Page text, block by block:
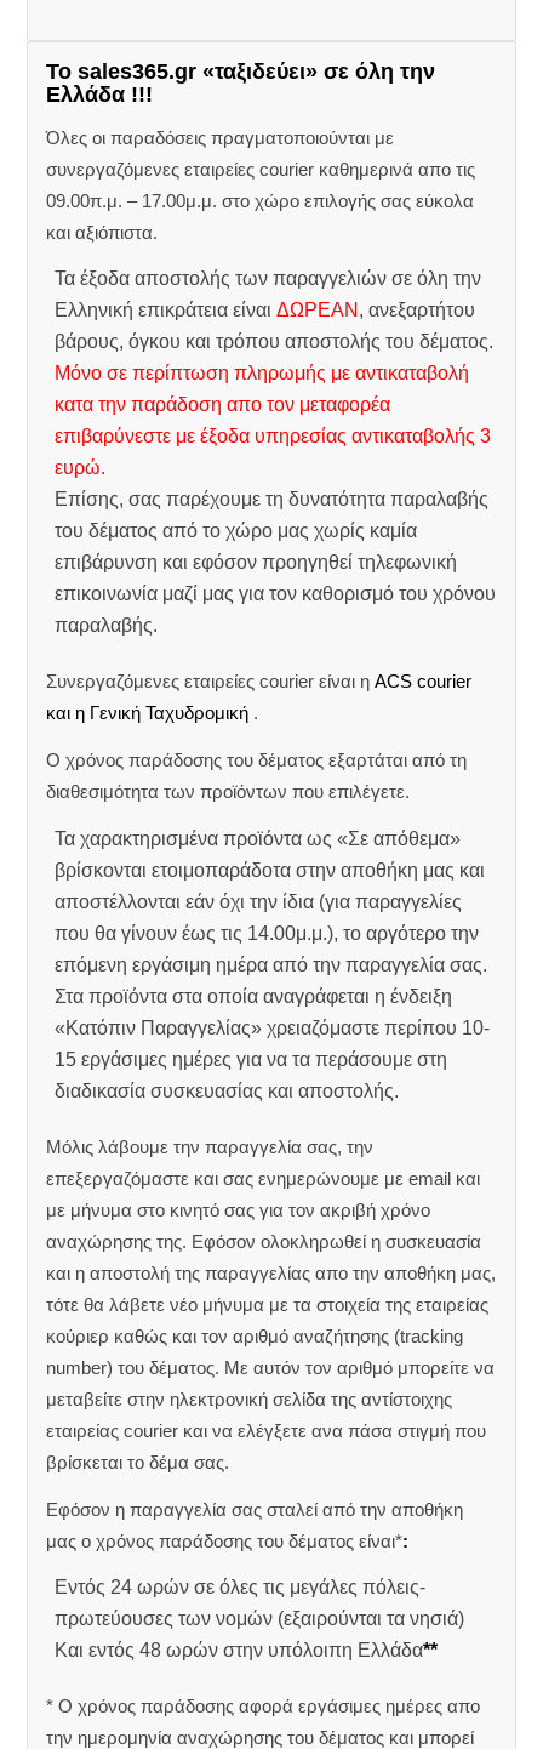
Το sales365.gr «ταξιδεύει» σε όλη την
Ελλάδα !!!
Όλες οι παραδόσεις πραγματοποιούνται με
συνεργαζόμενες εταιρείες courier καθημερινά απο τις
09.00π.μ. – 17.00μ.μ. στο χώρο επιλογής σας εύκολα
και αξιόπιστα.
Τα έξοδα αποστολής των παραγγελιών σε όλη την
Ελληνική επικράτεια είναιΔΩΡΕΑΝ , ανεξαρτήτου
βάρους, όγκου και τρόπου αποστολής του δέματος.
Μόνο σε περίπτωση πληρωμής με αντικαταβολή
κατα την παράδοση απο τον μεταφορέα
επιβαρύνεστε με έξοδα υπηρεσίας αντικαταβολής 3
ευρώ.
Επίσης, σας παρέχουμε τη δυνατότητα παραλαβής
του δέματος από το χώρο μας χωρίς καμία
επιβάρυνση και εφόσον προηγηθεί τηλεφωνική
επικοινωνία μαζί μας για τον καθορισμό του χρόνου
παραλαβής.
Συνεργαζόμενες εταιρείες courier είναι ηACS courier
και η Γενική Ταχυδρομική .
Ο χρόνος παράδοσης του δέματος εξαρτάται από τη
διαθεσιμότητα των προϊόντων που επιλέγετε.
Τα χαρακτηρισμένα προϊόντα ως «Σε απόθεμα»
βρίσκονται ετοιμοπαράδοτα στην αποθήκη μας και
αποστέλλονται εάν όχι την ίδια (για παραγγελίες
που θα γίνουν έως τις 14.00μ.μ.), το αργότερο την
επόμενη εργάσιμη ημέρα από την παραγγελία σας.
Στα προϊόντα στα οποία αναγράφεται η ένδειξη
«Κατόπιν Παραγγελίας» χρειαζόμαστε περίπου 10-
15 εργάσιμες ημέρες για να τα περάσουμε στη
διαδικασία συσκευασίας και αποστολής.
Μόλις λάβουμε την παραγγελία σας, την
επεξεργαζόμαστε και σας ενημερώνουμε με email και
με μήνυμα στο κινητό σας για τον ακριβή χρόνο
αναχώρησης της. Εφόσον ολοκληρωθεί η συσκευασία
και η αποστολή της παραγγελίας απο την αποθήκη μας,
τότε θα λάβετε νέο μήνυμα με τα στοιχεία της εταιρείας
κούριερ καθώς και τον αριθμό αναζήτησης (tracking
number) του δέματος. Με αυτόν τον αριθμό μπορείτε να
μεταβείτε στην ηλεκτρονική σελίδα της αντίστοιχης
εταιρείας courier και να ελέγξετε ανα πάσα στιγμή που
βρίσκεται το δέμα σας.
Εφόσον η παραγγελία σας σταλεί από την αποθήκη
μας ο χρόνος παράδοσης του δέματος είναι*:
Εντός 24 ωρών σε όλες τις μεγάλες πόλεις-
πρωτεύουσες των νομών (εξαιρούνται τα νησιά)
Και εντός 48 ωρών στην υπόλοιπη Ελλάδα**
* Ο χρόνος παράδοσης αφορά εργάσιμες ημέρες απο
την ημερομηνία αναχώρησης του δέματος και μπορεί